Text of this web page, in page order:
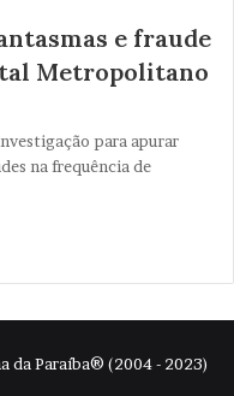
e fraude
Metropolitano
para apurar
na frequência de
da Paraíba® (2004 - 2023)